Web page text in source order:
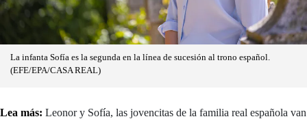
La infanta Sofía es la segunda en la línea de sucesión al trono español.
(EFE/EPA/CASA REAL)
Lea más: Leonor y Sofía, las jovencitas de la familia real española van